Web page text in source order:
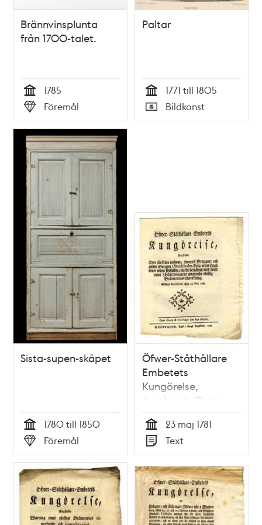
Brännvinsplunta
från 1700-talet.
Tid
1785
Typ
Föremål
Paltar
Tid
1771 till 1805
Typ
Bildkonst
Sista-supen-skåpet
Tid
1780 till 1850
Typ
Föremål
Öfwer-Ståthållare
Embetets
Kungörelse,
Angående Thet
särskilta answar,
hwartil Bryggare
och andre Borgare i
Stockholm skola
utom Laga böter
wara förfallne, tå
the beträdas med
brott emot
Tid
23 maj 1781
Typ
Text